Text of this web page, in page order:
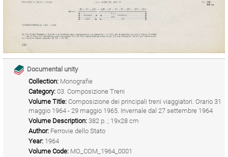
Documental unity
Collection: Monografie
Category: 03. Composizione Treni
Volume Title: Composizione dei principali treni viaggiatori. Orario 31
maggio 1964 - 29 maggio 1965. Invernale dal 27 settembre 1964
Volume Description: 382 p. ; 19x28 cm
Author: Ferrovie dello Stato
Year: 1964
Volume Code: MO_COM_1964_0001